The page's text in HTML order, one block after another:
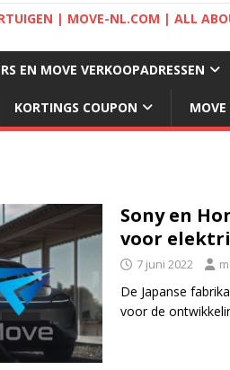
| MOVE-NL.COM | ALL
EN MOVE VERKOOPADRESSEN
KORTINGS COUPON MOVE
Sony en
voor
7 juni 2022
De Japanse
voor de